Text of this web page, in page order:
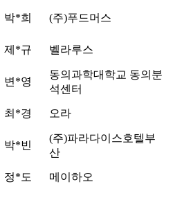
박*희 (주)푸드머스
제*규 벨라루스
변*영
동의과학대학교 동의분
석센터
최*경 오라
박*빈
(주)파라다이스호텔부
산
정*도 메이하오